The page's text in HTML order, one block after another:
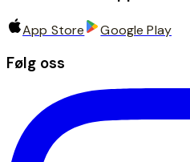
App Store Google Play
Følg oss